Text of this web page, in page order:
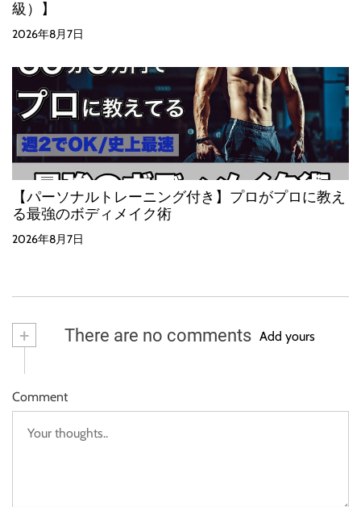
級）】
2026年8月7日
【パーソナルトレーニング付き】プロがプロに教え
る最強のボディメイク術
2026年8月7日
+ There are no comments Add yours
Comment